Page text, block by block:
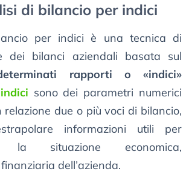
di bilancio per indici
per indici è una tecnica di
dei bilanci aziendali basata sul
rapporti o «indici»
indici sono dei parametri numerici
relazione due o più voci di bilancio,
informazioni utili per
la situazione economica,
dell’azienda.